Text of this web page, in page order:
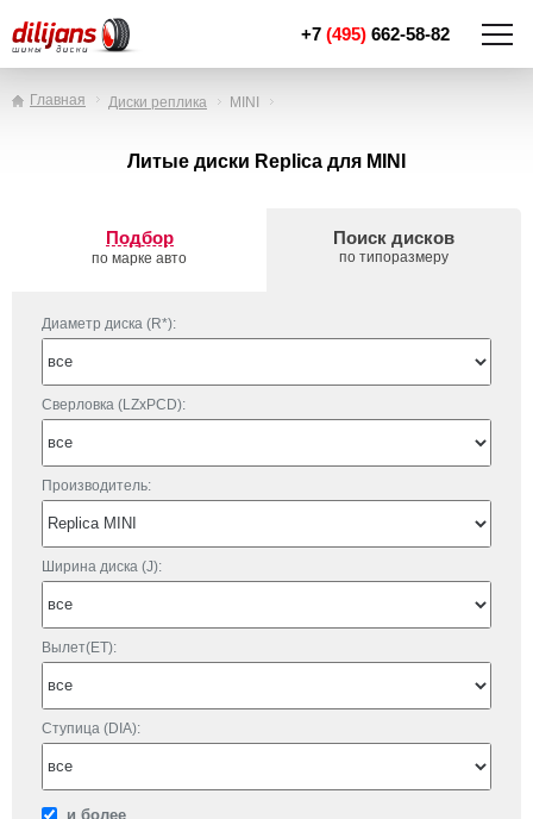
+7 (495) 662-58-82
Главная Диски реплика MINI
Литые диски Replica для MINI
Подбор
по марке авто
Поиск дисков
по типоразмеру
Диаметр диска (R*):
Сверловка (LZxPCD):
Производитель:
Ширина диска (J):
Вылет(ET):
Ступица (DIA):
и более